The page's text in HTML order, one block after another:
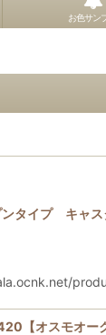
お色サン
タイプ キャ
product/
【オスモオ